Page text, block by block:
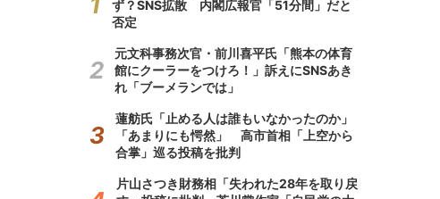
ず？SNS拡散 内閣広報官「51分間」だと
否定
元文科事務次官・前川喜平氏「熊本の体育
館にクーラーをつけろ！」訴えにSNSあき
れ「ブーメランでは」
蓮舫氏「止める人は誰もいなかったのか」
「あまりにも愕然」 高市首相「上空から
合掌」巡る投稿を批判
片山さつき財務相「失われた28年を取り戻